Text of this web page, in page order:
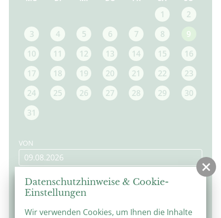
1
2
3
4 5 6 7 8
9
10
11 12 13 14 15
16
17
18 19 20 21 22
23
24
25 26 27 28 29
30
31
VON
Datenschutzhinweise & Cookie-
Einstellungen
Wir verwenden Cookies, um Ihnen die Inhalte